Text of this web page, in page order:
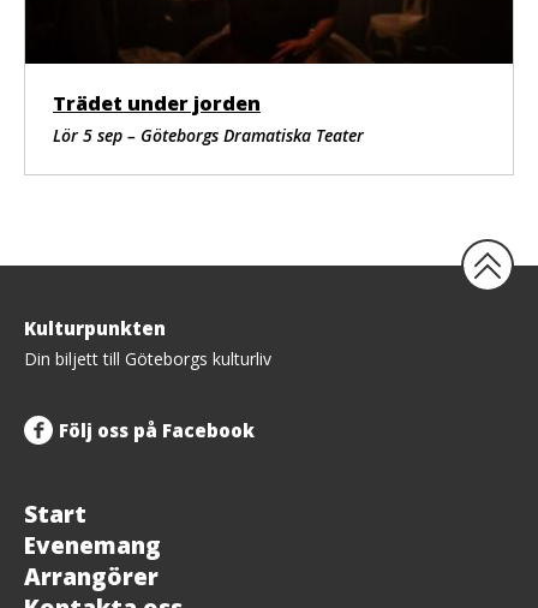
Trädet under jorden
Lör 5 sep – Göteborgs Dramatiska Teater
Tillbaka
upp
Kulturpunkten
Din biljett till Göteborgs kulturliv
Följ oss på Facebook
Start
Evenemang
Arrangörer